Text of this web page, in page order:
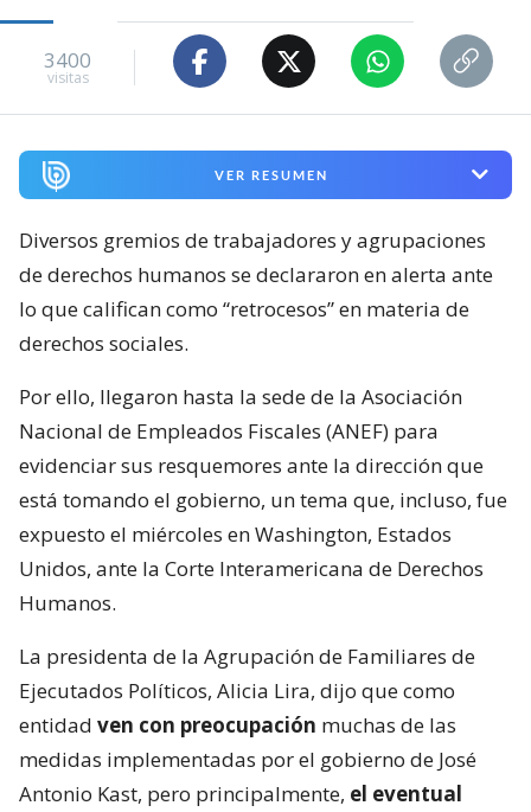
3400
visitas
VER RESUMEN
Diversos gremios de trabajadores y agrupaciones
de derechos humanos se declararon en alerta ante
lo que califican como “retrocesos” en materia de
derechos sociales.
Por ello, llegaron hasta la sede de la Asociación
Nacional de Empleados Fiscales (ANEF) para
evidenciar sus resquemores ante la dirección que
está tomando el gobierno, un tema que, incluso, fue
expuesto el miércoles en Washington, Estados
Unidos, ante la Corte Interamericana de Derechos
Humanos.
La presidenta de la Agrupación de Familiares de
Ejecutados Políticos, Alicia Lira, dijo que como
entidad ven con preocupación muchas de las
medidas implementadas por el gobierno de José
Antonio Kast, pero principalmente, el eventual